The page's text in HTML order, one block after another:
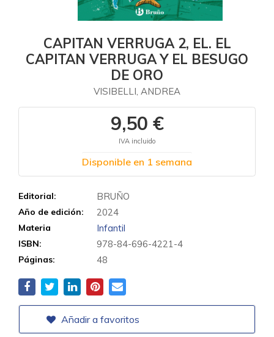
CAPITAN VERRUGA 2, EL. EL
CAPITAN VERRUGA Y EL BESUGO
DE ORO
VISIBELLI, ANDREA
9,50 €
IVA incluido
Disponible en 1 semana
Editorial: BRUÑO
Año de edición: 2024
Materia Infantil
ISBN: 978-84-696-4221-4
Páginas: 48
Añadir a favoritos